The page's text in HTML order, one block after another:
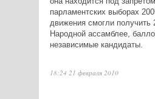
парламентских выборах
движения смогли получить
Народной ассамблее,
независимые кандидаты.
18:24 21 февраля 2010